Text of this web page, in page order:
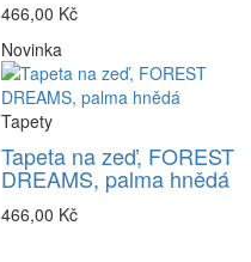
466,00 Kč
Novinka
Tapety
Tapeta na zeď, FOREST
DREAMS, palma hnědá
466,00 Kč